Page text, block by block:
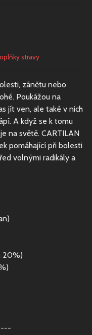
stravy
zánětu nebo
Poukážou na
jít ven, ale také v nich
A když se k tomu
na světě. CARTILAN
pomáhající při bolesti
volnými radikály a
20%)